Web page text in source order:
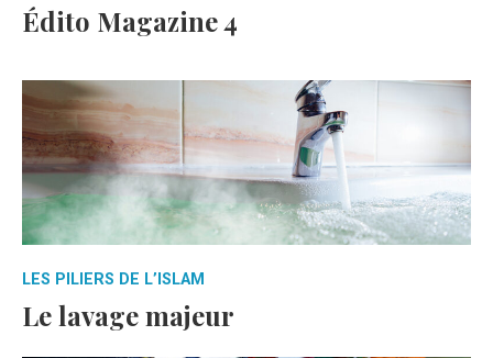
Édito Magazine 4
LES PILIERS DE L’ISLAM
Le lavage majeur